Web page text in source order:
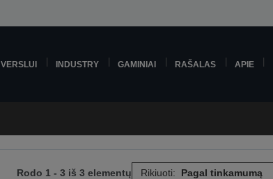
VERSLUI INDUSTRY GAMINIAI RAŠALAS APIE
Rodo 1 - 3 iš 3 elementų Rikiuoti: